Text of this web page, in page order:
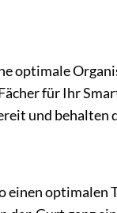
optimale
für Ihr
und behalten
optimalen